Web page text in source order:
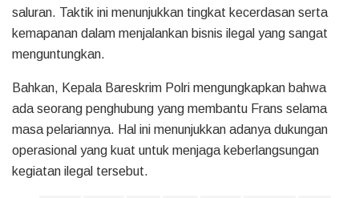
saluran. Taktik ini menunjukkan tingkat kecerdasan serta
kemapanan dalam menjalankan bisnis ilegal yang sangat
menguntungkan.
Bahkan, Kepala Bareskrim Polri mengungkapkan bahwa
ada seorang penghubung yang membantu Frans selama
masa pelariannya. Hal ini menunjukkan adanya dukungan
operasional yang kuat untuk menjaga keberlangsungan
kegiatan ilegal tersebut.